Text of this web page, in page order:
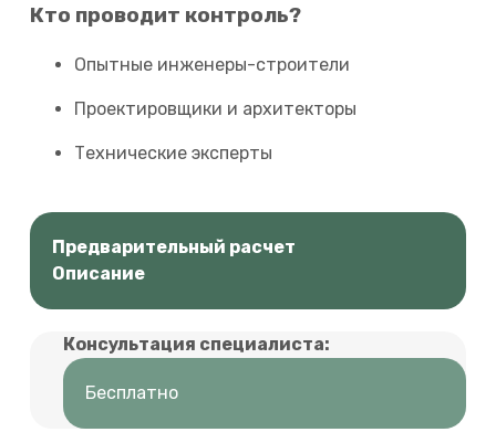
Кто проводит контроль?
Опытные инженеры-строители
Проектировщики и архитекторы
Технические эксперты
Предварительный расчет
Описание
Консультация специалиста:
Бесплатно